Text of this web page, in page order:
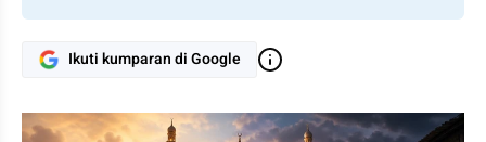
Ikuti kumparan di Google